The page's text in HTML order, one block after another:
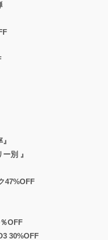
別 』
47%OFF
OFF
30%OFF